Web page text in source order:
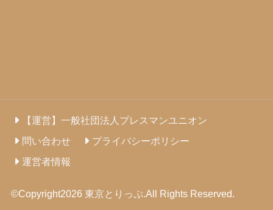
【運営】一般社団法人プレスマンユニオン
問い合わせ
プライバシーポリシー
運営者情報
©Copyright2026 東京とりっぷ.All Rights Reserved.